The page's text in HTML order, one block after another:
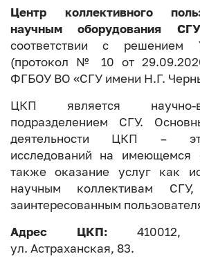
Центр коллективного
научным оборудования
соответствии с решением
(протокол № 10 от
ФГБОУ ВО «СГУ имени Н.Г.
ЦКП является научно-
подразделением СГУ.
деятельности ЦКП –
исследований на имеющемся
также оказание услуг как
научным коллективам
заинтересованным
Адрес ЦКП:
ул. Астраханская, 83.